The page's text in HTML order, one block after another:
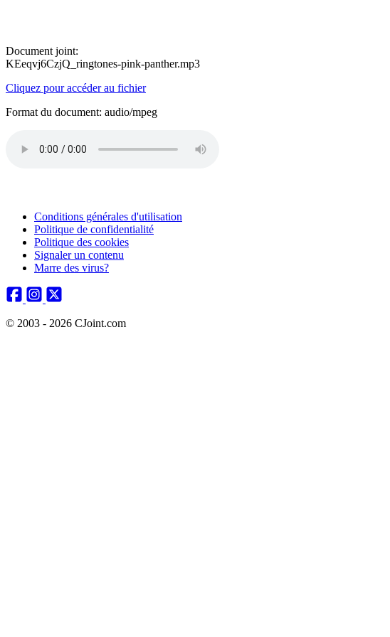
Document joint:
KEeqvj6CzjQ_ringtones-pink-panther.mp3
Cliquez pour accéder au fichier
Format du document: audio/mpeg
Conditions générales d'utilisation
Politique de confidentialité
Politique des cookies
Signaler un contenu
Marre des virus?
© 2003 - 2026 CJoint.com